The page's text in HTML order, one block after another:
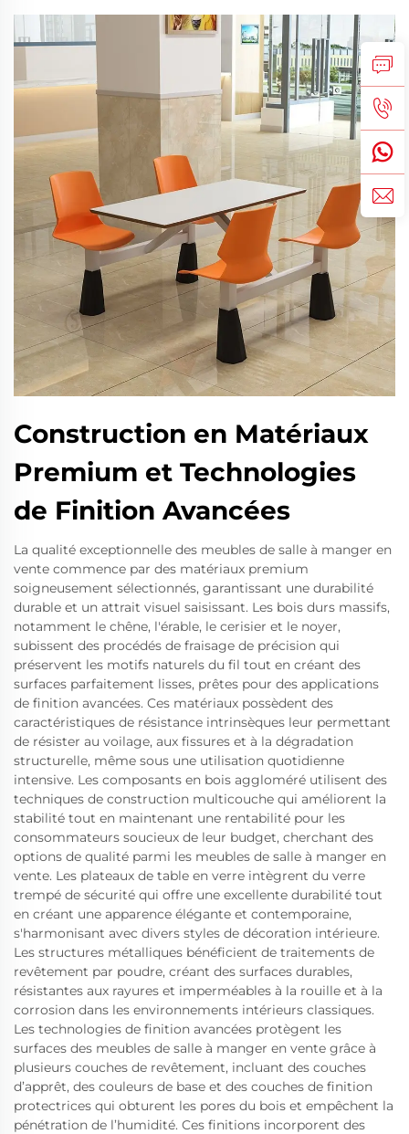
Construction en Matériaux
Premium et Technologies
de Finition Avancées
La qualité exceptionnelle des meubles de salle à manger en
vente commence par des matériaux premium
soigneusement sélectionnés, garantissant une durabilité
durable et un attrait visuel saisissant. Les bois durs massifs,
notamment le chêne, l'érable, le cerisier et le noyer,
subissent des procédés de fraisage de précision qui
préservent les motifs naturels du fil tout en créant des
surfaces parfaitement lisses, prêtes pour des applications
de finition avancées. Ces matériaux possèdent des
caractéristiques de résistance intrinsèques leur permettant
de résister au voilage, aux fissures et à la dégradation
structurelle, même sous une utilisation quotidienne
intensive. Les composants en bois aggloméré utilisent des
techniques de construction multicouche qui améliorent la
stabilité tout en maintenant une rentabilité pour les
consommateurs soucieux de leur budget, cherchant des
options de qualité parmi les meubles de salle à manger en
vente. Les plateaux de table en verre intègrent du verre
trempé de sécurité qui offre une excellente durabilité tout
en créant une apparence élégante et contemporaine,
s'harmonisant avec divers styles de décoration intérieure.
Les structures métalliques bénéficient de traitements de
revêtement par poudre, créant des surfaces durables,
résistantes aux rayures et imperméables à la rouille et à la
corrosion dans les environnements intérieurs classiques.
Les technologies de finition avancées protègent les
surfaces des meubles de salle à manger en vente grâce à
plusieurs couches de revêtement, incluant des couches
d’apprêt, des couleurs de base et des couches de finition
protectrices qui obturent les pores du bois et empêchent la
pénétration de l’humidité. Ces finitions incorporent des